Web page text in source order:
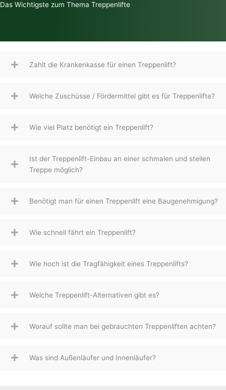
Das Wichtigste zum Thema Treppenlifte
Zahlt die Krankenkasse für einen Treppenlift?
Welche Zuschüsse / Fördermittel gibt es für Treppenlifte?
Wie viel Platz benötigt ein Treppenlift?
Ist der Treppenlift-Einbau an einer schmalen und steilen
Treppe möglich?
Benötigt man für einen Treppenlift eine Baugenehmigung?
Wie schnell fährt ein Treppenlift?
Wie hoch ist die Tragfähigkeit eines Treppenlifts?
Welche Treppenlift-Alternativen gibt es?
Worauf sollte man bei gebrauchten Treppenliften achten?
Was sind Außenläufer und Innenläufer?